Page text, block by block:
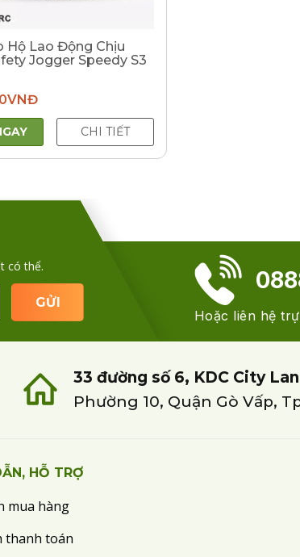
Hộ Lao Động Chịu
Jogger Speedy S3
VNĐ
CHI TIẾT
có thể.
Hoặc liên hệ
33 đường số 6, KDC City
Phường 10, Quận Gò Vấp,
HỖ TRỢ
mua hàng
thanh toán